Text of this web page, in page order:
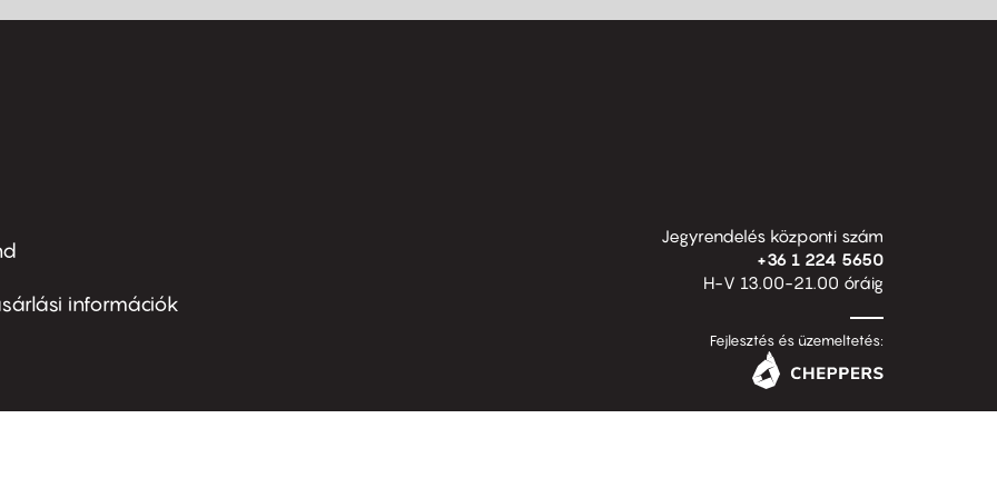
információk
Jegyrendelés központi szám
+36 1 224 5650
H-V 13.00-21.00 óráig
Fejlesztés és üzemeltetés: